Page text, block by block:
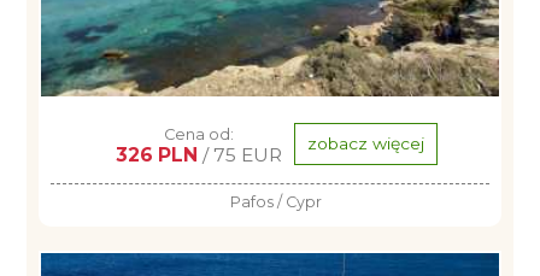
Cena od:
326 PLN / 75 EUR zobacz więcej
Pafos / Cypr